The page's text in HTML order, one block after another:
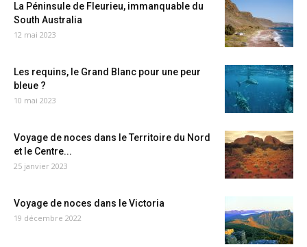
La Péninsule de Fleurieu, immanquable du
South Australia
12 mai 2023
Les requins, le Grand Blanc pour une peur
bleue ?
10 mai 2023
Voyage de noces dans le Territoire du Nord
et le Centre...
25 janvier 2023
Voyage de noces dans le Victoria
19 décembre 2022